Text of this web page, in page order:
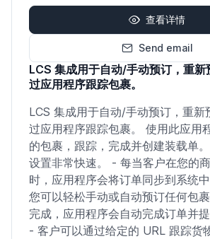
查看详情
Send email
LCS 集成用于自动/手动预订，重新
过应用程序跟踪包裹。
LCS 集成用于自动/手动预订，重新
过应用程序跟踪包裹。 使用此应用
的包裹，跟踪，完成并创建装载单
设置非常快速。 - 每当客户在您的
时，应用程序会将订单同步到系统
您可以轻松手动或自动预订任何包
完成，应用程序会自动完成订单并提
- 客户可以通过给定的 URL 跟踪货